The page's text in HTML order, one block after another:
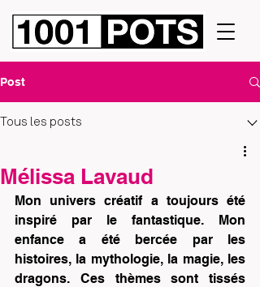
Post
Tous les posts
Mélissa Lavaud
Mon univers créatif a toujours été
inspiré par le fantastique. Mon
enfance a été bercée par les
histoires, la mythologie, la magie, les
dragons. Ces thèmes sont tissés